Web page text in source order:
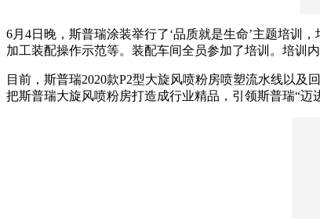
6月4日晚，斯普瑞涂装举行了‘品质就是生命’主题培训
加工装配操作示范等。装配车间全员参加了培训。培训
目前，斯普瑞2020款P2型大旋风喷粉房喷塑流水线以
把斯普瑞大旋风喷粉房打造成行业精品，引领斯普瑞“迈